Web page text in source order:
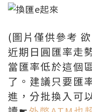
(圖片僅供參考
近期日圓匯率走
當匯率低於這個
了。建議只要匯
進，分批換入可